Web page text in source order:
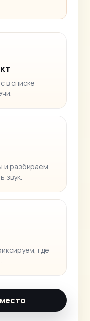
в списке
и разбираем,
звук.
где